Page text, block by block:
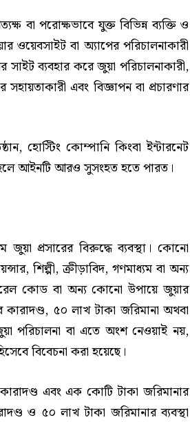
বা পরোক্ষভাবে যুক্ত বিভিন্ন ব্যক্তি ও
বা অ্যাপের পরিচালনাকারী
সাইট ব্যবহার করে জুয়া পরিচালনাকারী,
এবং বিজ্ঞাপন বা প্রচারণার
হোস্টিং কোম্পানি কিংবা ইন্টারনেট
হলে আইনটি আরও সুসংহত হতে পারত।
প্রসারের বিরুদ্ধে ব্যবস্থা। কোনো
শিল্পী, ক্রীড়াবিদ, গণমাধ্যম বা অন্য
কোড বা অন্য কোনো উপায়ে জুয়ার
কারাদণ্ড, ৫০ লাখ টাকা জরিমানা অথবা
পরিচালনা বা এতে অংশ নেওয়াই নয়,
বিবেচনা করা হয়েছে।
কারাদণ্ড এবং এক কোটি টাকা জরিমানার
ও ৫০ লাখ টাকা জরিমানার ব্যবস্থা